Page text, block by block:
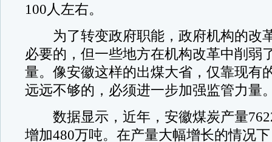
100人左右。
为了转变政府职能，政府机构的改
必要的，但一些地方在机构改革中削弱
量。像安徽这样的出煤大省，仅靠现有
远远不够的，必须进一步加强监管力量
数据显示，近年，安徽煤炭产量
增加480万吨。在产量大幅增长的情况